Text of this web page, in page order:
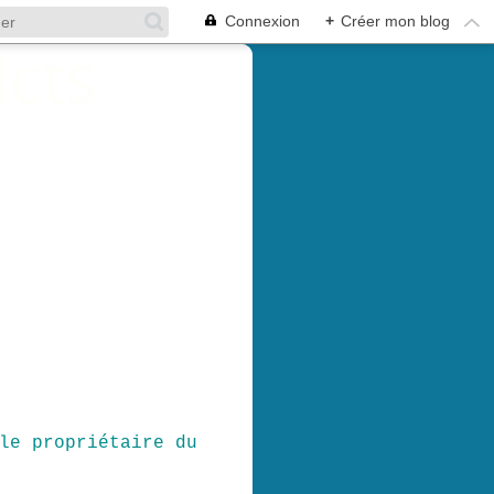
Connexion + Créer mon blog
propriétaire du